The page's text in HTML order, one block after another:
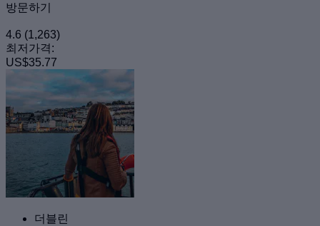
방문하기
4.6 (1,263)
최저가격:
US$35.77
더블린